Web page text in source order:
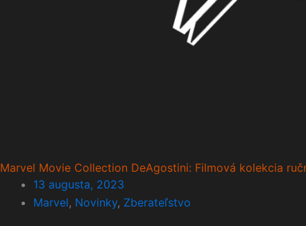
Marvel Movie Collection DeAgostini: Filmová kolekcia
13 augusta, 2023
Marvel, Novinky, Zberateľstvo